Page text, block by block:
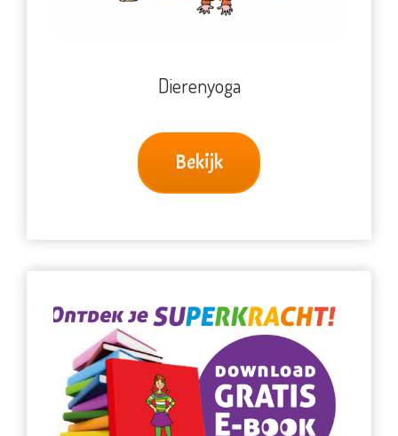
Dierenyoga
Bekijk